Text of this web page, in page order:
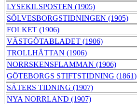
LYSEKILSPOSTEN (1905)
SÖLVESBORGSTIDNINGEN (1905)
FOLKET (1906)
VÄSTGÖTABLADET (1906)
TROLLHÄTTAN (1906)
NORRSKENSFLAMMAN (1906)
GÖTEBORGS STIFTSTIDNING (1861)
SÄTERS TIDNING (1907)
NYA NORRLAND (1907)